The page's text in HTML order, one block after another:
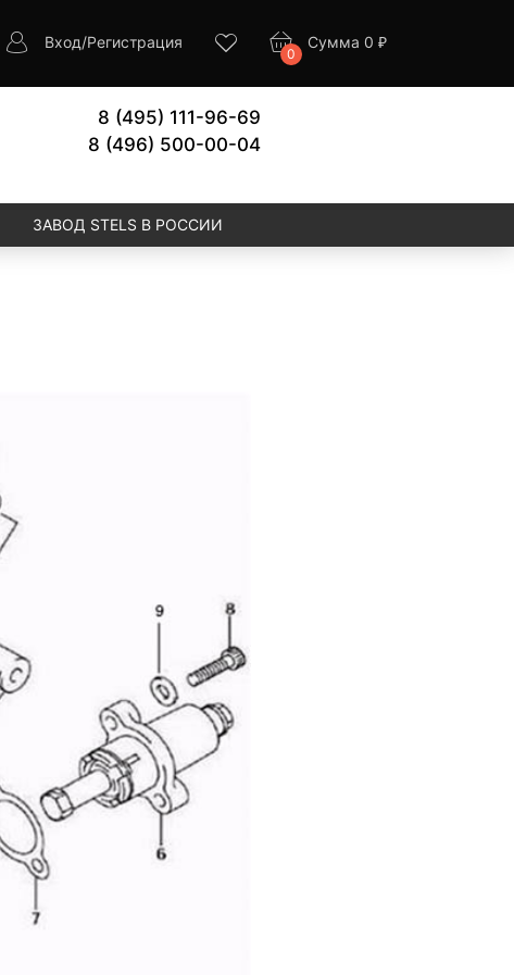
Вход/Регистрация
0
Сумма 0 ₽
8 (495) 111-96-69
8 (496) 500-00-04
ЗАВОД STELS В РОССИИ